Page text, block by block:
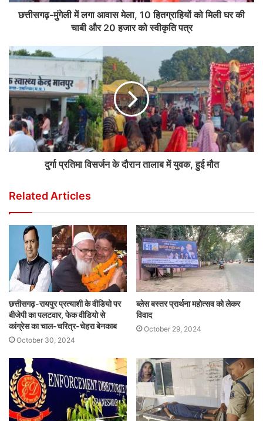
छत्तीसगढ़-मुंगेली में लगा आवास मेला, 10 हितग्राहियों को मिली घर की
चाबी और 20 हजार को स्वीकृति पत्र
दुर्गा प्रतिमा विसर्जन के दौरान तालाब में युवक, हुई मौत
Related Articles
छत्तीसगढ़-रायपुर प्रत्याशी के वीडियो पर
बीजेपी का पलटवार, फेक वीडियो से
कांग्रेस का चाल-चरित्र-चेहरा बेनकाब
October 30, 2024
ब्लेस बस्तर प्रार्थना महोत्सव को लेकर
विवाद
October 29, 2024